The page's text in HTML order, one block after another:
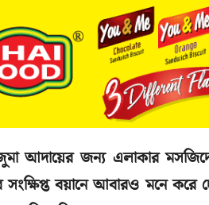
আদায়ের জন্য এলাকার
সংক্ষিপ্ত বয়ানে আবারও মনে করে